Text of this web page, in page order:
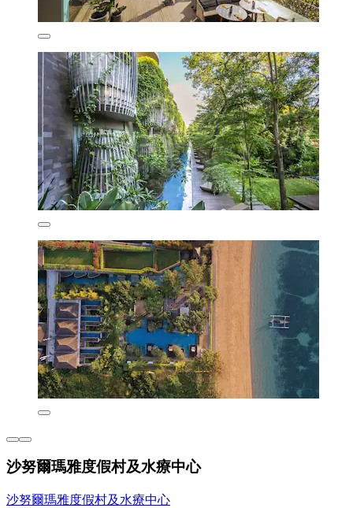
沙努爾瑪雅度假村及水療中心
沙努爾瑪雅度假村及水療中心